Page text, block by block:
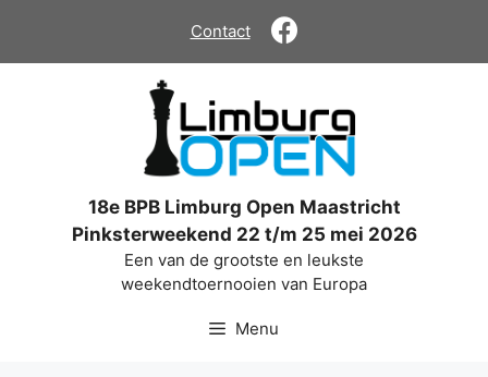
de
Contact
18e BPB Limburg Open Maastricht
Pinksterweekend 22 t/m 25 mei 2026
Een van de grootste en leukste
weekendtoernooien van Europa
Menu